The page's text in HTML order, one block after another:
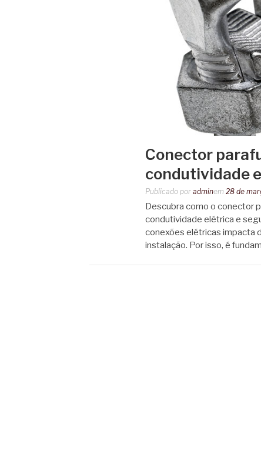
Conector
condutividade
Publicado por adminem 28 de
Descubra como o conector
condutividade elétrica e
conexões elétricas impacta
instalação. Por isso, é